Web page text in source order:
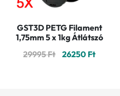
GST3D PETG Filament
1,75mm 5 x 1kg Átlátszó
29995Ft Original
26250 FtCurrent